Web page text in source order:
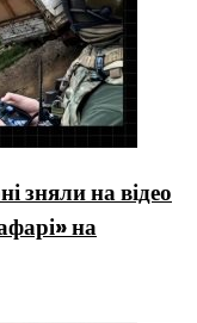
зняли на відео
на